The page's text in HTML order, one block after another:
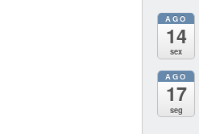
AGO
14
sex
AGO
17
seg